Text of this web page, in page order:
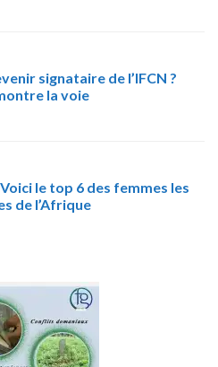
signataire de l’IFCN ?
la voie
le top 6 des femmes les
de l’Afrique